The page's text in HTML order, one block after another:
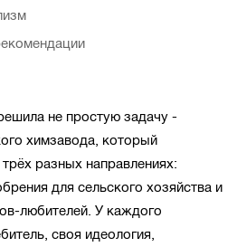
не простую задачу -
химзавода, который
разных направлениях:
для сельского хозяйства и
любителей. У каждого
своя идеология,